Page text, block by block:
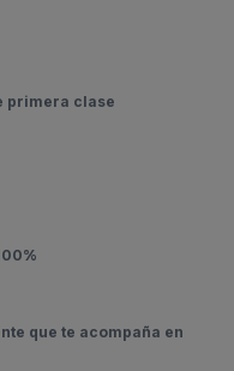
primera clase
que te acompaña en